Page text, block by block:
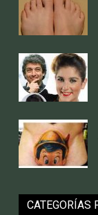
CATEGORÍAS